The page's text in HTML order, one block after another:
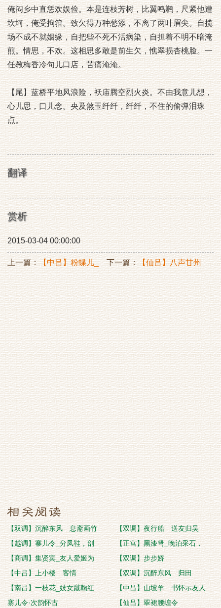
俺闷乡中直恁欢娱俭。本是连枝芳树，比翼鸣鹣，尺紧他遭
坎坷，俺受拘箝。致欠得万种愁添，不离了两叶眉尖。自揽
场不成不就姻缘，自把些不死不活病染，自担着不明不暗淹
煎。情思，不欢。这相思多敢是前生欠，憔翠损杏桃脸。一
任教梅香冷句儿口店，苦痛淹淹。
【尾】蓝桥平地风浪险，袄庙腾空烈火炎。不由我意儿想，
心儿思，口儿念。央及煞玉纤纤，纤纤，不住的偷弹泪珠
点。
翻译
赏析
2015-03-04 00:00:00
上一篇：【中吕】粉蝶儿_
海马闲骑，
下一篇：【仙吕】八声甘州
_天涯羁旅，
【双调】沉醉东风 息斋画竹
【双调】夜行船 送友归吴
【越调】寨儿令_分凤鞋，剖
【正宫】黑漆弩_晚泊采石，
【商调】集贤宾_友人爱姬为
【双调】步步娇
【中吕】上小楼 客情
【双调】沉醉东风 归田
【南吕】一枝花_妓女蹴鞠红
【中吕】山坡羊 书怀示友人
寨儿令·次韵怀古
【仙吕】翠裙腰缠令